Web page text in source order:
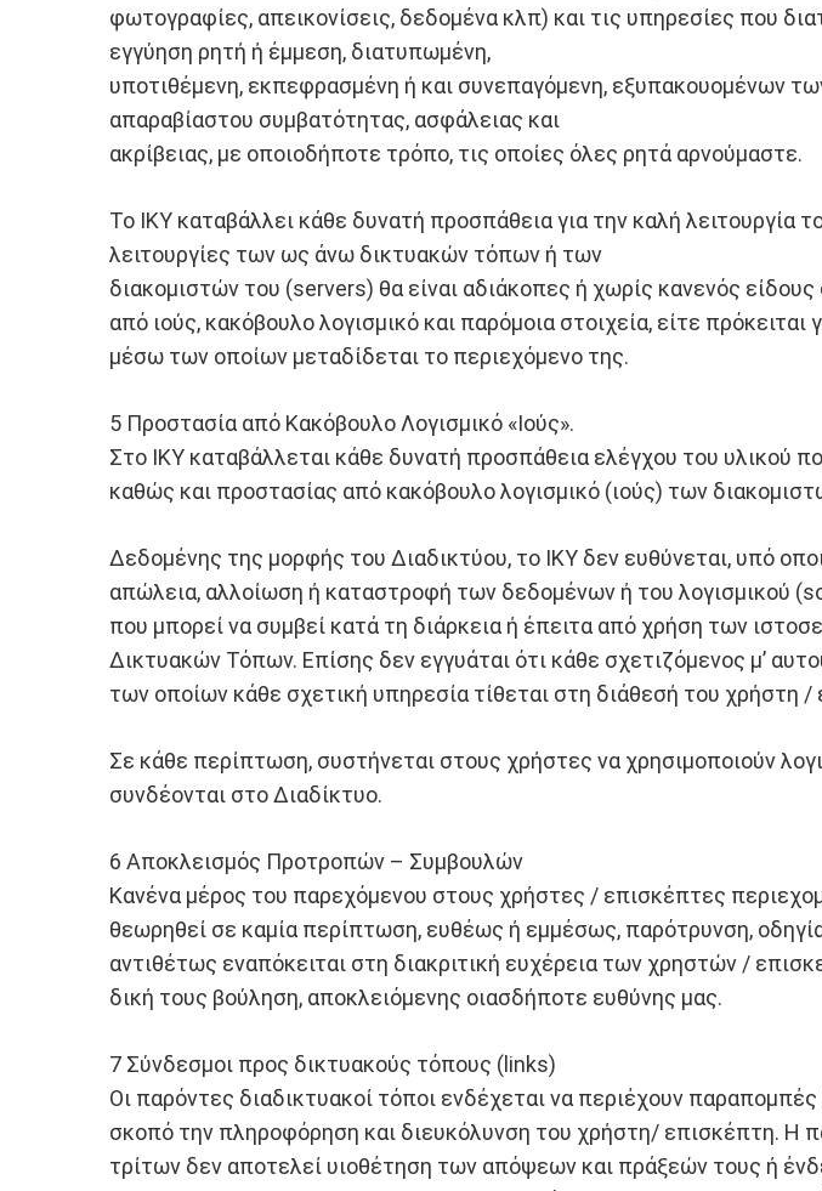
φωτογραφίες, απεικονίσεις, δεδομένα κλπ) και τις υπηρεσίες που
εγγύηση ρητή ή έμμεση, διατυπωμένη,
υποτιθέμενη, εκπεφρασμένη ή και συνεπαγόμενη, εξυπακουομένων
απαραβίαστου συμβατότητας, ασφάλειας και
ακρίβειας, με οποιοδήποτε τρόπο, τις οποίες όλες ρητά αρνούμαστε.
Το ΙΚΥ καταβάλλει κάθε δυνατή προσπάθεια για την καλή λειτουργία
λειτουργίες των ως άνω δικτυακών τόπων ή των
διακομιστών του (servers) θα είναι αδιάκοπες ή χωρίς κανενός
από ιούς, κακόβουλο λογισμικό και παρόμοια στοιχεία, είτε
μέσω των οποίων μεταδίδεται το περιεχόμενο της.
5 Προστασία από Κακόβουλο Λογισμικό «Ιούς».
Στο ΙΚΥ καταβάλλεται κάθε δυνατή προσπάθεια ελέγχου του υλικού
καθώς και προστασίας από κακόβουλο λογισμικό (ιούς) των
Δεδομένης της μορφής του Διαδικτύου, το ΙΚΥ δεν ευθύνεται, υπό
απώλεια, αλλοίωση ή καταστροφή των δεδομένων ή του λογισμικού
που μπορεί να συμβεί κατά τη διάρκεια ή έπειτα από χρήση των
Δικτυακών Τόπων. Επίσης δεν εγγυάται ότι κάθε σχετιζόμενος μ’
των οποίων κάθε σχετική υπηρεσία τίθεται στη διάθεσή του χρήστη
Σε κάθε περίπτωση, συστήνεται στους χρήστες να χρησιμοποιούν
συνδέονται στο Διαδίκτυο.
6 Αποκλεισμός Προτροπών – Συμβουλών
Κανένα μέρος του παρεχόμενου στους χρήστες / επισκέπτες
θεωρηθεί σε καμία περίπτωση, ευθέως ή εμμέσως, παρότρυνση,
αντιθέτως εναπόκειται στη διακριτική ευχέρεια των χρηστών /
δική τους βούληση, αποκλειόμενης οιασδήποτε ευθύνης μας.
7 Σύνδεσμοι προς δικτυακούς τόπους (links)
Οι παρόντες διαδικτυακοί τόποι ενδέχεται να περιέχουν
σκοπό την πληροφόρηση και διευκόλυνση του χρήστη/ επισκέπτη. Η
τρίτων δεν αποτελεί υιοθέτηση των απόψεων και πράξεών τους ή